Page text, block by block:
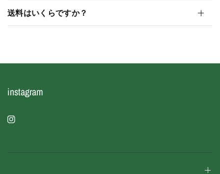
送料はいくらですか？
instagram